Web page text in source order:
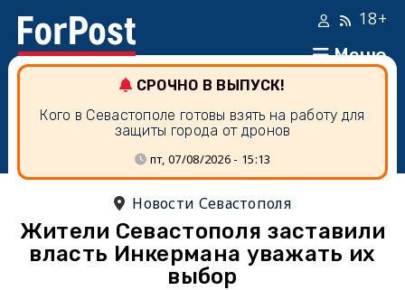
Меню
18+
СРОЧНО В ВЫПУСК!
Кого в Севастополе готовы взять на работу для
защиты города от дронов
пт, 07/08/2026 - 15:13
Новости Севастополя
Жители Севастополя заставили
власть Инкермана уважать их
выбор